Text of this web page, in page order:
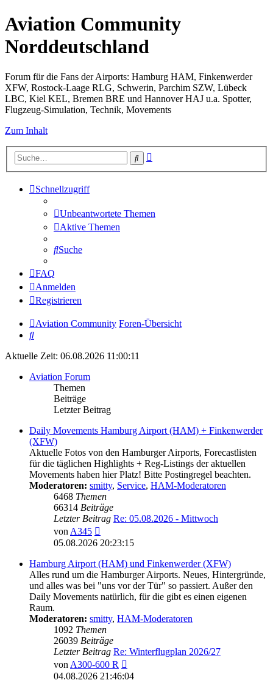
Aviation Community
Norddeutschland
Forum für die Fans der Airports: Hamburg HAM, Finkenwerder
XFW, Rostock-Laage RLG, Schwerin, Parchim SZW, Lübeck
LBC, Kiel KEL, Bremen BRE und Hannover HAJ u.a. Spotter,
Flugzeug-Simulation, Technik, Movements
Zum Inhalt
Suche
Schnellzugriff
Unbeantwortete Themen
Aktive Themen
Suche
FAQ
Anmelden
Registrieren
Aviation Community Foren-Übersicht
Suche
Aktuelle Zeit: 06.08.2026 11:00:11
Aviation Forum
Themen
Beiträge
Letzter Beitrag
Daily Movements Hamburg Airport (HAM) + Finkenwerder
(XFW)
Aktuelle Fotos von den Hamburger Airports, Forecastlisten
für die täglichen Highlights + Reg-Listings der aktuellen
Movements haben hier Platz! Bitte Postingregel beachten.
Moderatoren: smitty, Service, HAM-Moderatoren
6468 Themen
66314 Beiträge
Letzter Beitrag Re: 05.08.2026 - Mittwoch
vonA345
Beitrag
05.08.2026 20:23:15
Hamburg Airport (HAM) und Finkenwerder (XFW)
Alles rund um die Hamburger Airports. Neues, Hintergründe,
und alles was bei "uns vor der Tür" so passiert. Außer den
Daily Movements natürlich, für die gibt es einen eigenen
Raum.
Moderatoren: smitty, HAM-Moderatoren
1092 Themen
26039 Beiträge
Letzter Beitrag Re: Winterflugplan 2026/27
vonA300-600 R
Beitrag
04.08.2026 21:46:04